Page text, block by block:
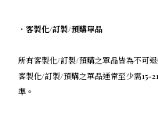
． 客製化/訂製/預購單品
所有客製化/訂製/預購之單品皆為不可
客製化/訂製/預購之單品通常至少需15-
準。